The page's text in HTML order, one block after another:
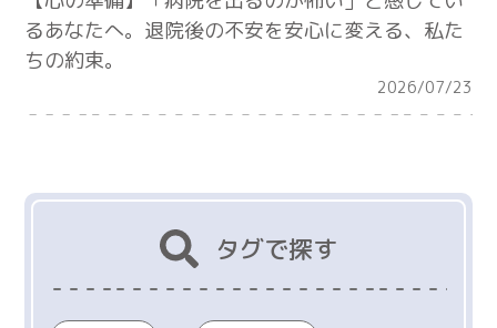
るあなたへ。退院後の不安を安心に変える、私た
ちの約束。
2026/07/23
タグで探す